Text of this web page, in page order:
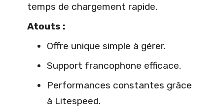
temps de chargement rapide.
Atouts :
Offre unique simple à gérer.
Support francophone efficace.
Performances constantes grâce
à Litespeed.